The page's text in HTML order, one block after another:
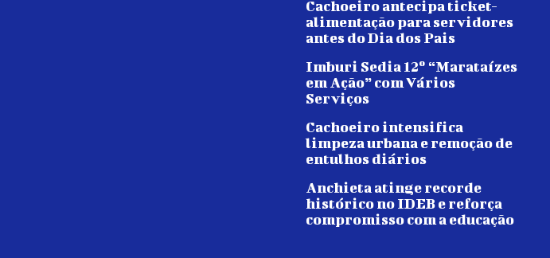
Cachoeiro antecipa ticket-
alimentação para servidores
antes do Dia dos Pais
Imburi Sedia 12º “Marataízes
em Ação” com Vários
Serviços
Cachoeiro intensifica
limpeza urbana e remoção de
entulhos diários
Anchieta atinge recorde
histórico no IDEB e reforça
compromisso com a educação